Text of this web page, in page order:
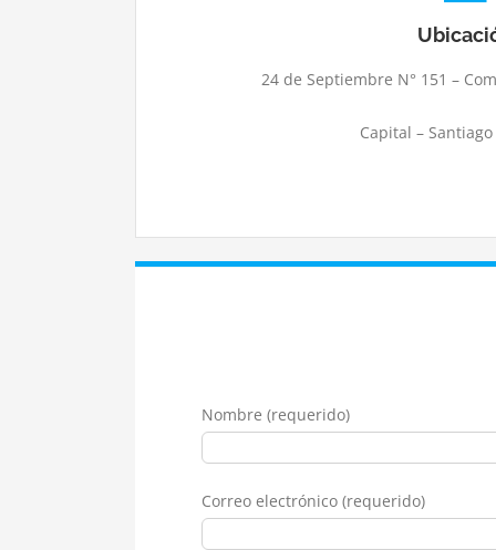
24 de Septiembre N° 151 –
Capital –
Nombre (requerido)
Correo electrónico (requerido)